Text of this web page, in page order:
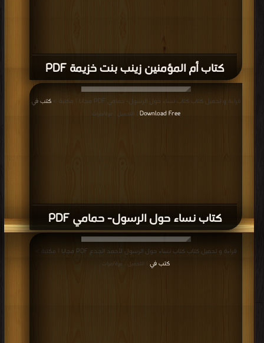
كتاب أم المؤمنين زينب بنت خزيمة PDF
كتاب نساء حول الرسول- حمامي PDF
قراءة و تحميل كتاب كتاب نساء حول الرسول- حمامي PDF مجانا | مكتبة >
كتب في
Download Free
| التحميل : مرة/مرات
قراءة و تحميل كتاب كتاب نساء حول الرسول لأحمد الجدع PDF مجانا | مكتبة >
كتب في
| التحميل : مرة/مرات